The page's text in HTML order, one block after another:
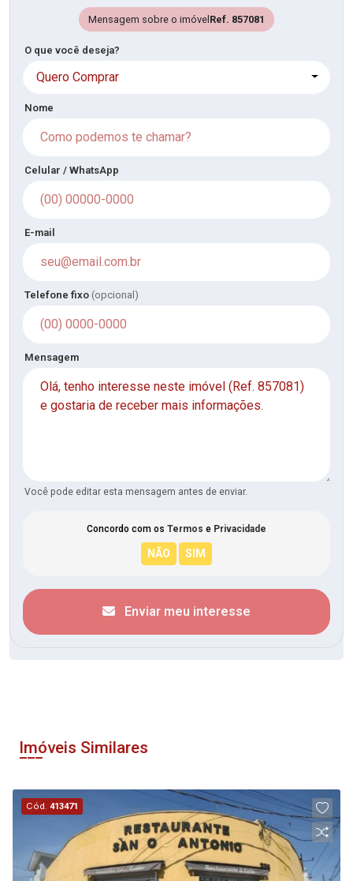
Mensagem sobre o imóvelRef. 857081
O que você deseja?
Quero Comprar
Nome
Celular / WhatsApp
E-mail
Telefone fixo (opcional)
Mensagem
Você pode editar esta mensagem antes de enviar.
Concordo com os Termos e Privacidade
Enviar meu interesse
Imóveis Similares
Cód.413471